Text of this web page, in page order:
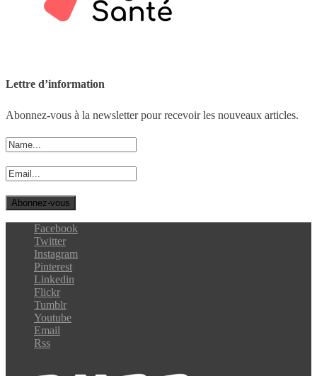
Lettre d’information
Abonnez-vous à la newsletter pour recevoir les nouveaux articles.
Facebook
Twitter
Instagram
Pinterest
Linkedin
Flickr
Tumblr
Youtube
Email
Rss